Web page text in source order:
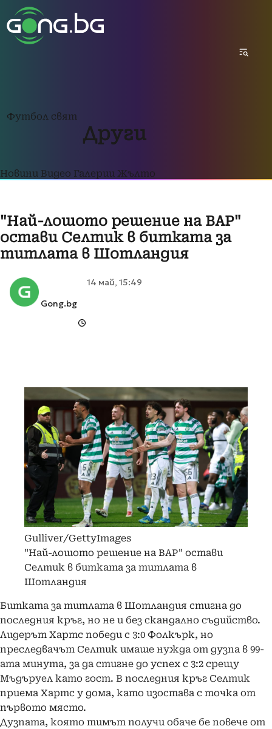
Футбол свят
Други
Новини Видео Галерии Жълто
"Най-лошото решение на ВАР"
остави Селтик в битката за
титлата в Шотландия
Gong.bg
14 май, 15:49
Gulliver/GettyImages
"Най-лошото решение на ВАР" остави
Селтик в битката за титлата в
Шотландия
Битката за титлата в Шотландия стигна до
последния кръг, но не и без скандално съдийство.
Лидерът Хартс победи с 3:0 Фолкърк, но
преследвачът Селтик имаше нужда от дузпа в 99-
ата минута, за да стигне до успех с 3:2 срещу
Мъдъруел като гост. В последния кръг Селтик
приема Хартс у дома, като изостава с точка от
първото място.
Дузпата, която тимът получи обаче бе повече от